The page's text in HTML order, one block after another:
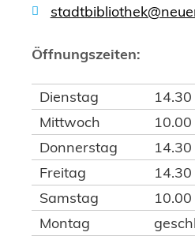
Öffnungszeiten:
Dienstag
Mittwoch
Donnerstag
Freitag
Samstag
Montag